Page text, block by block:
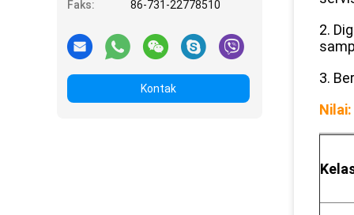
Faks:
86-731-22778510
Kontak
2.
3.
Nilai: